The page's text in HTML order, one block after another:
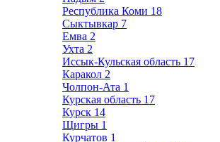
Республика Коми 18
Сыктывкар 7
Емва 2
Ухта 2
Иссык-Кульская область 17
Каракол 2
Чолпон-Ата 1
Курская область 17
Курск 14
Щигры 1
Курчатов 1